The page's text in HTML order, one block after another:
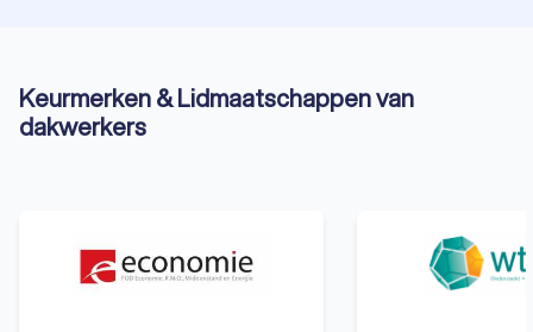
Keurmerken & Lidmaatschappen van
dakwerkers